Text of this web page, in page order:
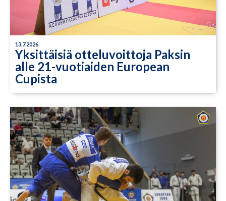
13.7.2026
Yksittäisiä otteluvoittoja Paksin
alle 21-vuotiaiden European
Cupista